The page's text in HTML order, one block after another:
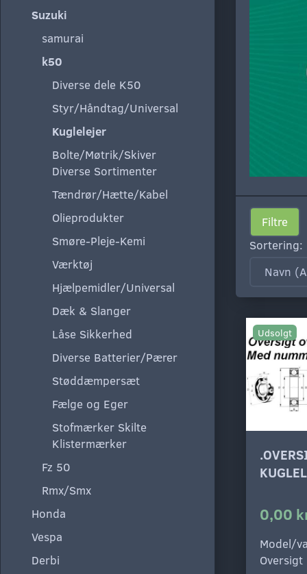
Suzuki
samurai
k50
Diverse dele K50
Styr/Håndtag/Universal
Kuglelejer
Bolte/Møtrik/Skiver
Diverse Sortimenter
Tændrør/Hætte/Kabel
Olieprodukter
Smøre-Pleje-Kemi
Værktøj
Hjælpemidler/Universal
Dæk & Slanger
Låse Sikkerhed
Diverse Batterier/Pærer
Støddæmpersæt
Fælge og Eger
Stofmærker Skilte
Klistermærker
Fz 50
Rmx/Smx
Honda
Vespa
Derbi
Filtre
Sortering:
Udsolgt
0,00
Model/
Oversigt